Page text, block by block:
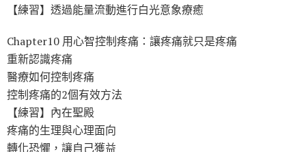
【練習】透過能量流動進行白光意象療癒
Chapter10 用心智控制疼痛：讓疼痛就只是疼痛
重新認識疼痛
醫療如何控制疼痛
控制疼痛的2個有效方法
【練習】內在聖殿
疼痛的生理與心理面向
轉化恐懼，讓自己獲益